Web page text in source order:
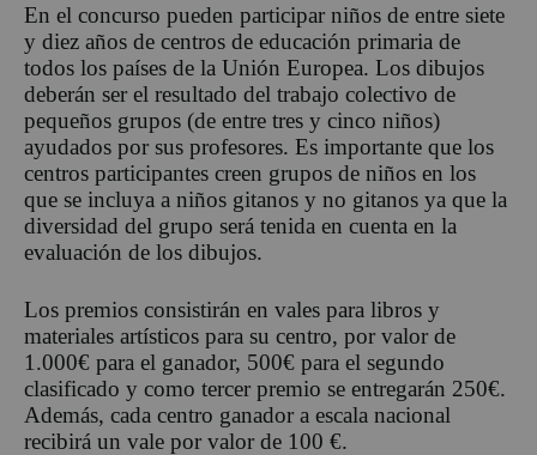
En el concurso pueden participar niños de entre siete
y diez años de centros de educación primaria de
todos los países de la Unión Europea. Los dibujos
deberán ser el resultado del trabajo colectivo de
pequeños grupos (de entre tres y cinco niños)
ayudados por sus profesores. Es importante que los
centros participantes creen grupos de niños en los
que se incluya a niños gitanos y no gitanos ya que la
diversidad del grupo será tenida en cuenta en la
evaluación de los dibujos.
Los premios consistirán en vales para libros y
materiales artísticos para su centro, por valor de
1.000€ para el ganador, 500€ para el segundo
clasificado y como tercer premio se entregarán 250€.
Además, cada centro ganador a escala nacional
recibirá un vale por valor de 100 €.